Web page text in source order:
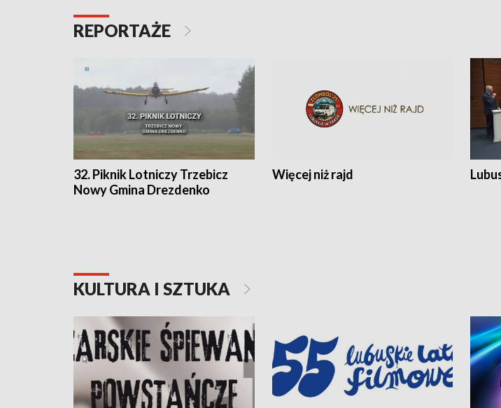
REPORTAŻE
32. Piknik Lotniczy Trzebicz
Nowy Gmina Drezdenko
Więcej niż rajd
KULTURA I SZTUKA